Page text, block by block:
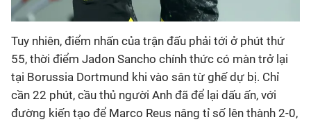
Tuy nhiên, điểm nhấn của trận đấu phải tới ở phút thứ
55, thời điểm Jadon Sancho chính thức có màn trở lại
tại Borussia Dortmund khi vào sân từ ghế dự bị. Chỉ
cần 22 phút, cầu thủ người Anh đã để lại dấu ấn, với
đường kiến tạo để Marco Reus nâng tỉ số lên thành 2-0,